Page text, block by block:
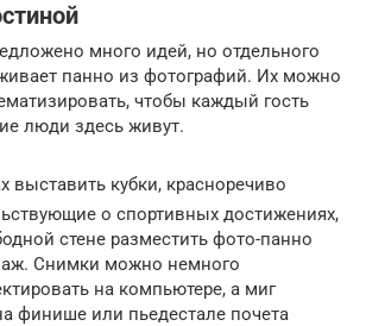
много идей, но отдельного
панно из фотографий. Их можно
чтобы каждый гость
люди здесь живут.
выставить кубки, красноречиво
о спортивных достижениях,
стене разместить фото-панно
Снимки можно немного
на компьютере, а миг
финише или пьедестале почета